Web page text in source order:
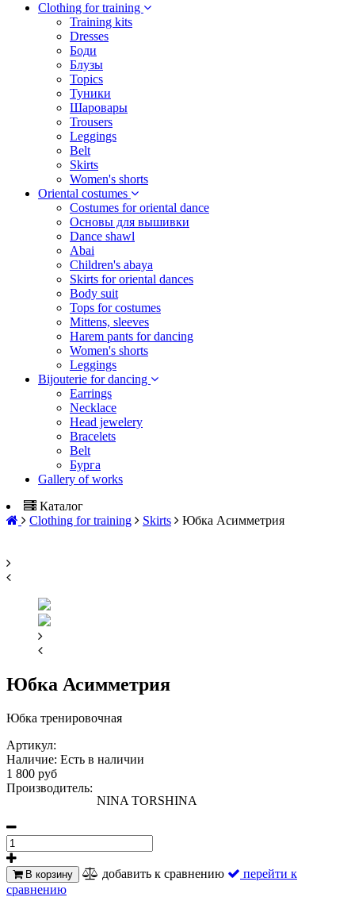
Сlothing for training
Training kits
Dresses
Боди
Блузы
Topics
Туники
Шаровары
Trousers
Leggings
Belt
Skirts
Women's shorts
Oriental costumes
Costumes for oriental dance
Основы для вышивки
Dance shawl
Abai
Children's abaya
Skirts for oriental dances
Body suit
Tops for costumes
Mittens, sleeves
Harem pants for dancing
Women's shorts
Leggings
Bijouterie for dancing
Earrings
Necklace
Head jewelery
Bracelets
Belt
Бурга
Gallery of works
Каталог
Сlothing for training
Skirts Юбка Асимметрия
Юбка Асимметрия
Юбка тренировочная
Артикул:
Наличие: Есть в наличии
1 800 руб
Производитель:
NINA TORSHINA
В корзину добавить к сравнению
перейти к
сравнению